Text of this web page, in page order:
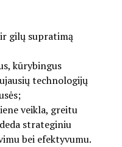
gilų supratimą
kūrybingus
technologijų
veikla, greitu
strateginiu
bei efektyvumu.